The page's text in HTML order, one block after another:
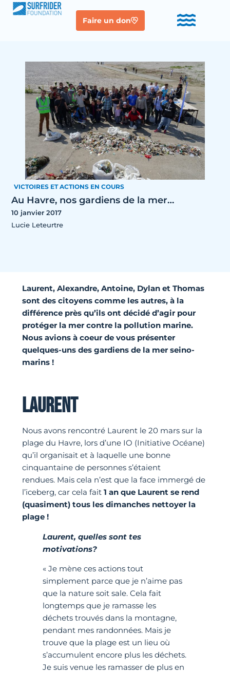
Faire un don
VICTOIRES ET ACTIONS EN COURS
Au Havre, nos gardiens de la mer…
10 janvier 2017
Lucie Leteurtre
Laurent, Alexandre, Antoine, Dylan et Thomas
sont des citoyens comme les autres, à la
différence près qu’ils ont décidé d’agir pour
protéger la mer contre la pollution marine.
Nous avions à coeur de vous présenter
quelques-uns des gardiens de la mer seino-
marins !
LAURENT
Nous avons rencontré Laurent le 20 mars sur la
plage du Havre, lors d’une IO (Initiative Océane)
qu’il organisait et à laquelle une bonne
cinquantaine de personnes s’étaient
rendues. Mais cela n’est que la face immergé de
l’iceberg, car cela fait 1 an que Laurent se rend
(quasiment) tous les dimanches nettoyer la
plage !
Laurent, quelles sont tes
motivations?
« Je mène ces actions tout
simplement parce que je n’aime pas
que la nature soit sale. Cela fait
longtemps que je ramasse les
déchets trouvés dans la montagne,
pendant mes randonnées. Mais je
trouve que la plage est un lieu où
s’accumulent encore plus les déchets.
Je suis venue les ramasser de plus en